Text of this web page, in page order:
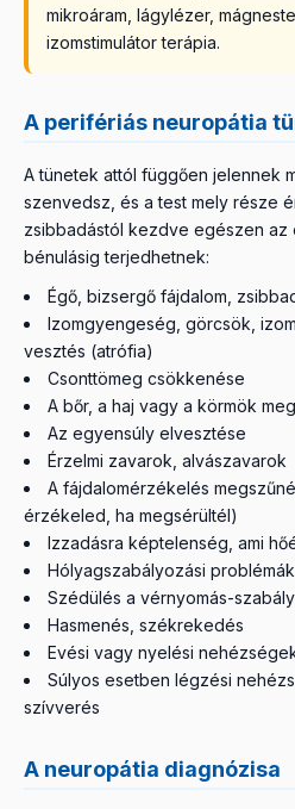
mikroáram, lágylézer,
izomstimulátor terápia.
A perifériás neuropátia
A tünetek attól függően jelennek
szenvedsz, és a test mely része
zsibbadástól kezdve egészen az
bénulásig terjedhetnek:
Égő, bizsergő fájdalom,
Izomgyengeség, görcsök,
vesztés (atrófia)
Csonttömeg csökkenése
A bőr, a haj vagy a körmök
Az egyensúly elvesztése
Érzelmi zavarok, alvászavarok
A fájdalomérzékelés
érzékeled, ha megsérültél)
Izzadásra képtelenség, ami
Hólyagszabályozási problémák
Szédülés a vérnyomás-
Hasmenés, székrekedés
Evési vagy nyelési
Súlyos esetben légzési
szívverés
A neuropátia diagnózisa